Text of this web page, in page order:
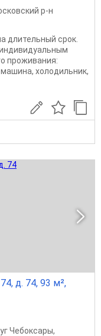
р-н
длительный срок.
проживания:
холодильник,
д. 74, 93 м²,
Чебоксары,